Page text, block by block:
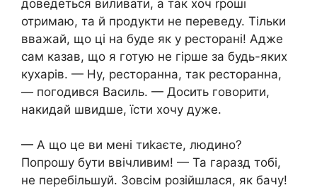
доведеться виливати, а так хоч rроші
отримаю, та й продукти не переведу. Тільки
вважай, що ці на буде як у ресторані! Адже
сам казав, що я готую не гірше за будь-яких
кухарів. — Ну, ресторанна, так ресторанна,
— погодився Василь. — Досить говорити,
накидай швидше, їсти хочу дуже.
— А що це ви мені тиkаєте, людино?
Попрошу бути ввічливим! — Та гаразд тобі,
не перебільшуй. Зовсім розійшлася, як бачу!